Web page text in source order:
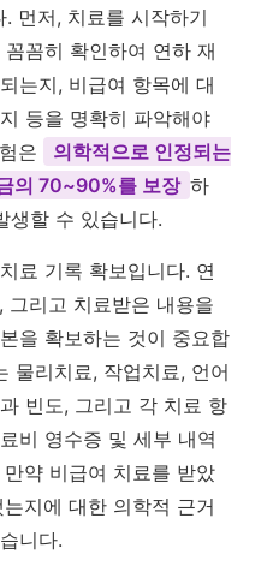
먼저, 치료를 시작하기
꼼히 확인하여 연하 재
는지, 비급여 항목에 대
등을 명확히 파악해야
은
의학적으로 인정되는
의 70~90%를 보장 하
생할 수 있습니다.
료 기록 확보입니다. 연
그리고 치료받은 내용을
을 확보하는 것이 중요합
물리치료, 작업치료, 언어
빈도, 그리고 각 치료 항
비 영수증 및 세부 내역
약 비급여 치료를 받았
지에 대한 의학적 근거
니다.